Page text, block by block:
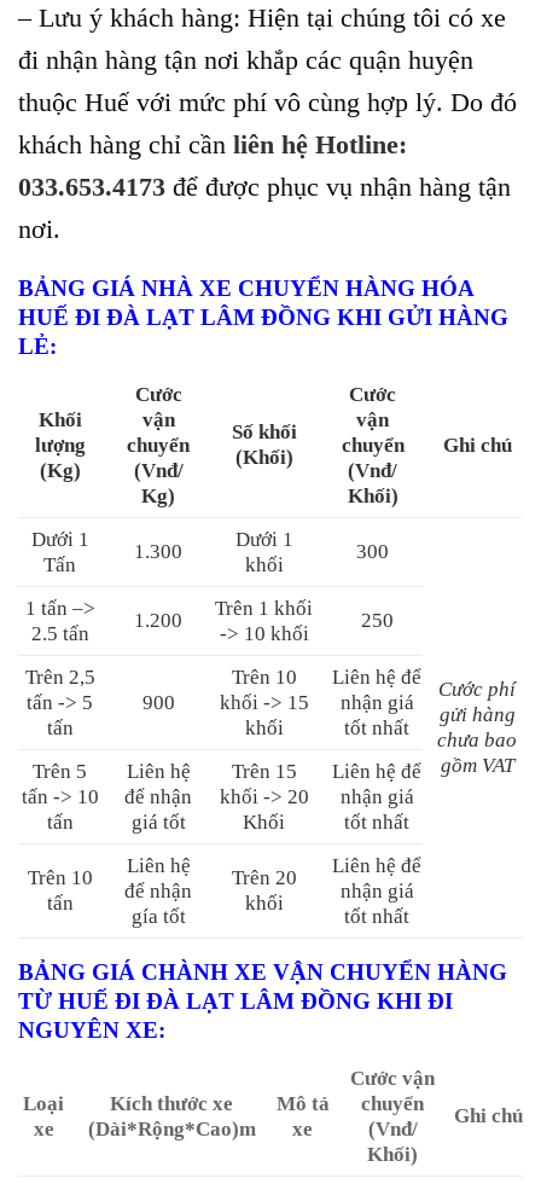
– Lưu ý khách hàng: Hiện tại chúng tôi có xe
đi nhận hàng tận nơi khắp các quận huyện
thuộc Huế với mức phí vô cùng hợp lý. Do đó
khách hàng chỉ cần liên hệ Hotline:
033.653.4173 để được phục vụ nhận hàng tận
nơi.
BẢNG GIÁ NHÀ XE CHUYỂN HÀNG HÓA
HUẾ ĐI ĐÀ LẠT LÂM ĐỒNG KHI GỬI HÀNG
LẺ:
Khối
lượng
(Kg)
Cước
vận
chuyển
(Vnđ/
Kg)
Số khối
(Khối)
Cước
vận
chuyển
(Vnđ/
Khối)
Ghi chú
Dưới 1
Tấn
1.300
Dưới 1
khối
300
Cước phí
gửi hàng
chưa bao
gồm VAT
1 tấn –>
2.5 tấn
1.200
Trên 1 khối
-> 10 khối
250
Trên 2,5
tấn -> 5
tấn
900
Trên 10
khối -> 15
khối
Liên hệ để
nhận giá
tốt nhất
Trên 5
tấn -> 10
tấn
Liên hệ
để nhận
giá tốt
Trên 15
khối -> 20
Khối
Liên hệ để
nhận giá
tốt nhất
Trên 10
tấn
Liên hệ
để nhận
gía tốt
Trên 20
khối
Liên hệ để
nhận giá
tốt nhất
BẢNG GIÁ CHÀNH XE VẬN CHUYỂN HÀNG
TỪ HUẾ ĐI ĐÀ LẠT LÂM ĐỒNG KHI ĐI
NGUYÊN XE:
Loại
xe
Kích thước xe
(Dài*Rộng*Cao)m
Mô tả
xe
Cước vận
chuyển
(Vnđ/
Khối)
Ghi chú